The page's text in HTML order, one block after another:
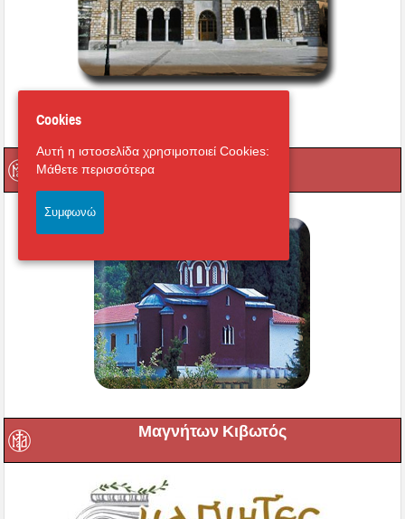
Οι Ιερές μας Μονές
Μαγνήτων Κιβωτός
Cookies
Αυτή η ιστοσελίδα χρησιμοποιεί Cookies:
Μάθετε περισσότερα
Συμφωνώ